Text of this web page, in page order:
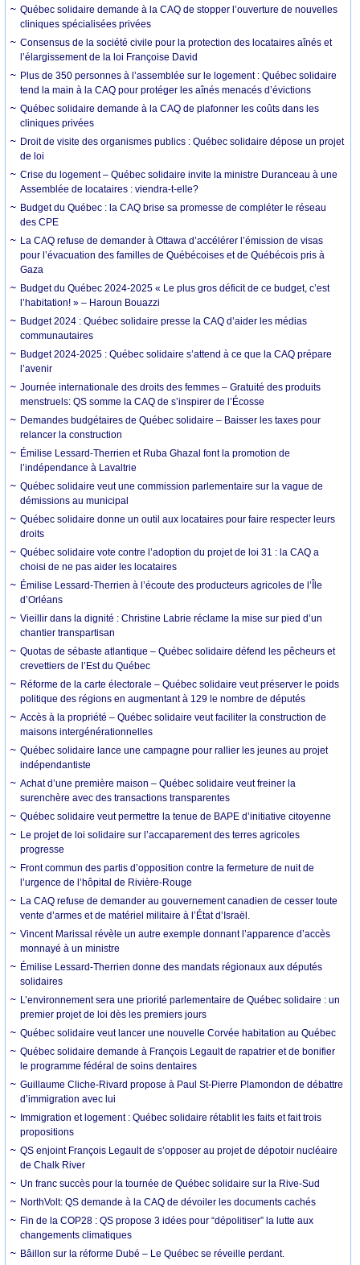
Québec solidaire demande à la CAQ de stopper l’ouverture de nouvelles
cliniques spécialisées privées
Consensus de la société civile pour la protection des locataires aînés et
l’élargissement de la loi Françoise David
Plus de 350 personnes à l’assemblée sur le logement : Québec solidaire
tend la main à la CAQ pour protéger les aînés menacés d’évictions
Québec solidaire demande à la CAQ de plafonner les coûts dans les
cliniques privées
Droit de visite des organismes publics : Québec solidaire dépose un projet
de loi
Crise du logement – Québec solidaire invite la ministre Duranceau à une
Assemblée de locataires : viendra-t-elle?
Budget du Québec : la CAQ brise sa promesse de compléter le réseau
des CPE
La CAQ refuse de demander à Ottawa d’accélérer l’émission de visas
pour l’évacuation des familles de Québécoises et de Québécois pris à
Gaza
Budget du Québec 2024-2025 « Le plus gros déficit de ce budget, c’est
l’habitation! » – Haroun Bouazzi
Budget 2024 : Québec solidaire presse la CAQ d’aider les médias
communautaires
Budget 2024-2025 : Québec solidaire s’attend à ce que la CAQ prépare
l’avenir
Journée internationale des droits des femmes – Gratuité des produits
menstruels: QS somme la CAQ de s’inspirer de l’Écosse
Demandes budgétaires de Québec solidaire – Baisser les taxes pour
relancer la construction
Émilise Lessard-Therrien et Ruba Ghazal font la promotion de
l’indépendance à Lavaltrie
Québec solidaire veut une commission parlementaire sur la vague de
démissions au municipal
Québec solidaire donne un outil aux locataires pour faire respecter leurs
droits
Québec solidaire vote contre l’adoption du projet de loi 31 : la CAQ a
choisi de ne pas aider les locataires
Émilise Lessard-Therrien à l’écoute des producteurs agricoles de l’Île
d’Orléans
Vieillir dans la dignité : Christine Labrie réclame la mise sur pied d’un
chantier transpartisan
Quotas de sébaste atlantique – Québec solidaire défend les pêcheurs et
crevettiers de l’Est du Québec
Réforme de la carte électorale – Québec solidaire veut préserver le poids
politique des régions en augmentant à 129 le nombre de députés
Accès à la propriété – Québec solidaire veut faciliter la construction de
maisons intergénérationnelles
Québec solidaire lance une campagne pour rallier les jeunes au projet
indépendantiste
Achat d’une première maison – Québec solidaire veut freiner la
surenchère avec des transactions transparentes
Québec solidaire veut permettre la tenue de BAPE d’initiative citoyenne
Le projet de loi solidaire sur l’accaparement des terres agricoles
progresse
Front commun des partis d’opposition contre la fermeture de nuit de
l’urgence de l’hôpital de Rivière-Rouge
La CAQ refuse de demander au gouvernement canadien de cesser toute
vente d’armes et de matériel militaire à l’État d’Israël.
Vincent Marissal révèle un autre exemple donnant l’apparence d’accès
monnayé à un ministre
Émilise Lessard-Therrien donne des mandats régionaux aux députés
solidaires
L’environnement sera une priorité parlementaire de Québec solidaire : un
premier projet de loi dès les premiers jours
Québec solidaire veut lancer une nouvelle Corvée habitation au Québec
Québec solidaire demande à François Legault de rapatrier et de bonifier
le programme fédéral de soins dentaires
Guillaume Cliche-Rivard propose à Paul St-Pierre Plamondon de débattre
d’immigration avec lui
Immigration et logement : Québec solidaire rétablit les faits et fait trois
propositions
QS enjoint François Legault de s’opposer au projet de dépotoir nucléaire
de Chalk River
Un franc succès pour la tournée de Québec solidaire sur la Rive-Sud
NorthVolt: QS demande à la CAQ de dévoiler les documents cachés
Fin de la COP28 : QS propose 3 idées pour “dépolitiser” la lutte aux
changements climatiques
Bâillon sur la réforme Dubé – Le Québec se réveille perdant.